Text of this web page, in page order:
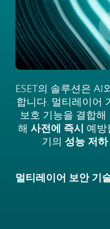
ESET의 솔루션은
합니다. 멀티레이어
보호 기능을 결합해
해 사전에 즉시
예방
기의 성능 저하
멀티레이어 보안 기